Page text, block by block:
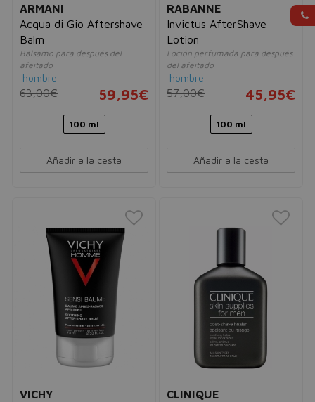
ARMANI
Acqua di Gio Aftershave
Balm
Bálsamo para después del
afeitado
hombre
63,00€ 59,95€
100 ml
Añadir a la cesta
RABANNE
Invictus AfterShave
Lotion
Loción perfumada para después
del afeitado
hombre
57,00€ 45,95€
100 ml
Añadir a la cesta
VICHY CLINIQUE